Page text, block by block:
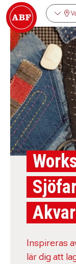
Inspireras
lär dig att